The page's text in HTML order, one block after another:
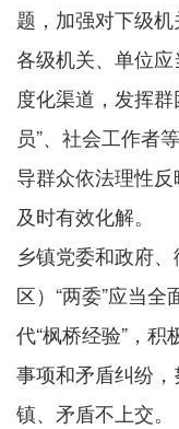
题，加强对下级机
各级机关、单位
度化渠道，发挥
员”、社会工作者
导群众依法理性
及时有效化解。
乡镇党委和政府
区）“两委”应当
代“枫桥经验”，
事项和矛盾纠纷
镇、矛盾不上交。